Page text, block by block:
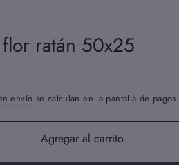
ratán 50x25
envío se calculan en la pantalla de pagos.
Agregar al carrito